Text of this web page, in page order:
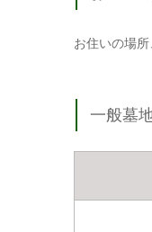
お住いの場
一般墓